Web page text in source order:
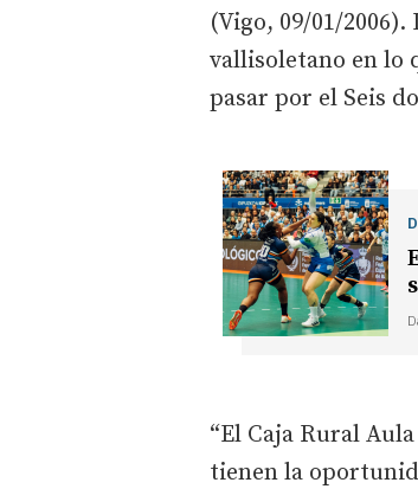
(Vigo, 09/01/
vallisoletano en lo
pasar por el Seis
“El Caja Rural
tienen la